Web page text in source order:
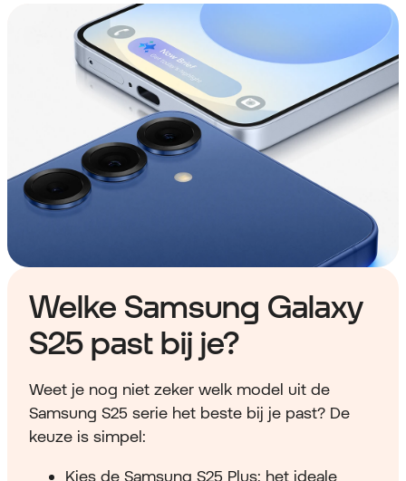
Welke Samsung Galaxy
S25 past bij je?
Weet je nog niet zeker welk model uit de
Samsung S25 serie het beste bij je past? De
keuze is simpel:
Kies de Samsung S25 Plus: het ideale